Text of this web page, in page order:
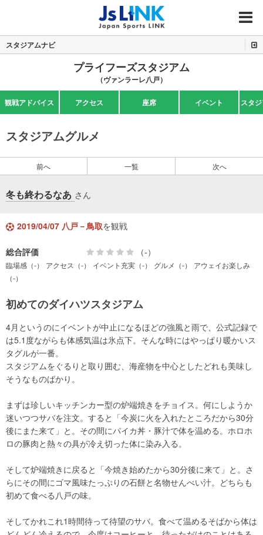
MENU
スタジアムナビ
プライフーズスタジアム
（ヴァンラーレ八戸）
観戦アドバイス アクセス 座席 イベント スタ
スタジアムグルメ
前へ 一覧 次へ
冬も終わるなあ さん
2019/04/07 八戸－鳥取を観戦
総合評価 （-）
臨場感（-） アクセス（-） イベント充実（-） グルメ（-）
アウェイお楽しみ
（-）
初めてのダイハツスタジアム
4月というのにイベントが中止になるほどの強風と雨で、公式記録で
は5.1度ながらも体感気温は氷点下。そんな時にはやっぱり暖かいス
タグルが一番。
スタジアムをぐるりと取り囲む、海産物を中心としたどれも美味し
そうなものばかり。
まずは珍しいキッチンカー型の炉端焼きをチョイス。何にしようか
迷いつつサバを注文。すると「今炭に火を入れたところだから30分
後にまた来て」と。その間にパイカ丼・豚汁で体を温める。ホロホ
ロの豚肉と熱々の具が冷え切った体に染み入る。
そして炉端焼きに戻ると「今焼き始めたから30分後に来て」と。さ
らにその間にゴマ風味たっぷりの石餅と名物せんべい汁。どちらも
初めて食べる八戸の味。
そしてかれこれ1時間待って待望のサバ。食べて温めるそばから体は